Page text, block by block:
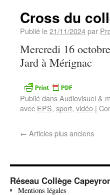
Cross du
Publié le21/11/2024par
Mercredi 16
Jard à Mérignac
Publié dansAudiovisuel &
avec EPS, sport, vidéo |
← Articles plus anciens
Réseau Collège
Mentions légales